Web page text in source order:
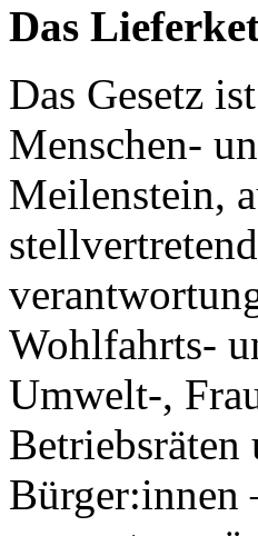
Das
Das Gesetz
Menschen-
Meilenstein,
Wohlfahrts-
Umwelt-,
Bürger:innen